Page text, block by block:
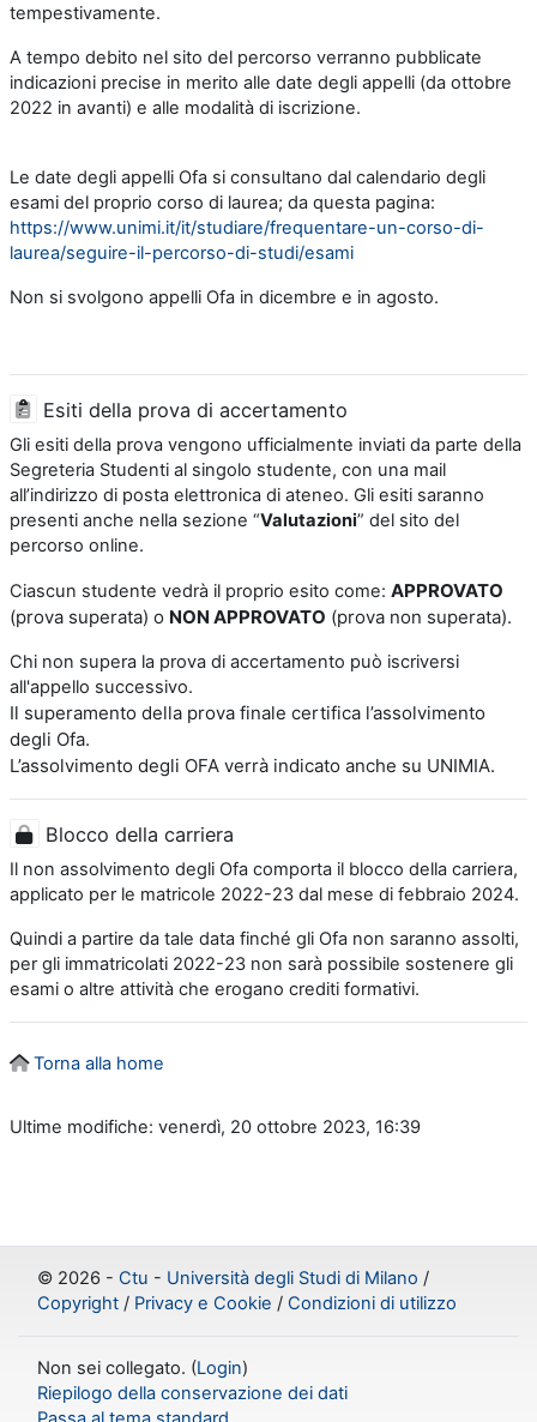
tempestivamente.
A tempo debito nel sito del percorso verranno pubblicate
indicazioni precise in merito alle date degli appelli (da ottobre
2022 in avanti) e alle modalità di iscrizione.
Le date degli appelli Ofa si consultano dal calendario degli
esami del proprio corso di laurea; da questa pagina:
https://www.unimi.it/it/studiare/frequentare-un-corso-di-
laurea/seguire-il-percorso-di-studi/esami
Non si svolgono appelli Ofa in dicembre e in agosto.
Esiti della prova di accertamento
Gli esiti della prova vengono ufficialmente inviati da parte della
Segreteria Studenti al singolo studente, con una mail
all’indirizzo di posta elettronica di ateneo. Gli esiti saranno
presenti anche nella sezione “Valutazioni” del sito del
percorso online.
Ciascun studente vedrà il proprio esito come: APPROVATO
(prova superata) o NON APPROVATO (prova non superata).
Chi non supera la prova di accertamento può iscriversi
all'appello successivo.
Il superamento della prova finale certifica l’assolvimento
degli Ofa.
L’assolvimento degli OFA verrà indicato anche su UNIMIA.
Blocco della carriera
Il non assolvimento degli Ofa comporta il blocco della carriera,
applicato per le matricole 2022-23 dal mese di febbraio 2024.
Quindi a partire da tale data finché gli Ofa non saranno assolti,
per gli immatricolati 2022-23 non sarà possibile sostenere gli
esami o altre attività che erogano crediti formativi.
Torna alla home
Ultime modifiche: venerdì, 20 ottobre 2023, 16:39
© 2026 - Ctu - Università degli Studi di Milano /
Copyright / Privacy e Cookie / Condizioni di utilizzo
Non sei collegato. (Login)
Riepilogo della conservazione dei dati